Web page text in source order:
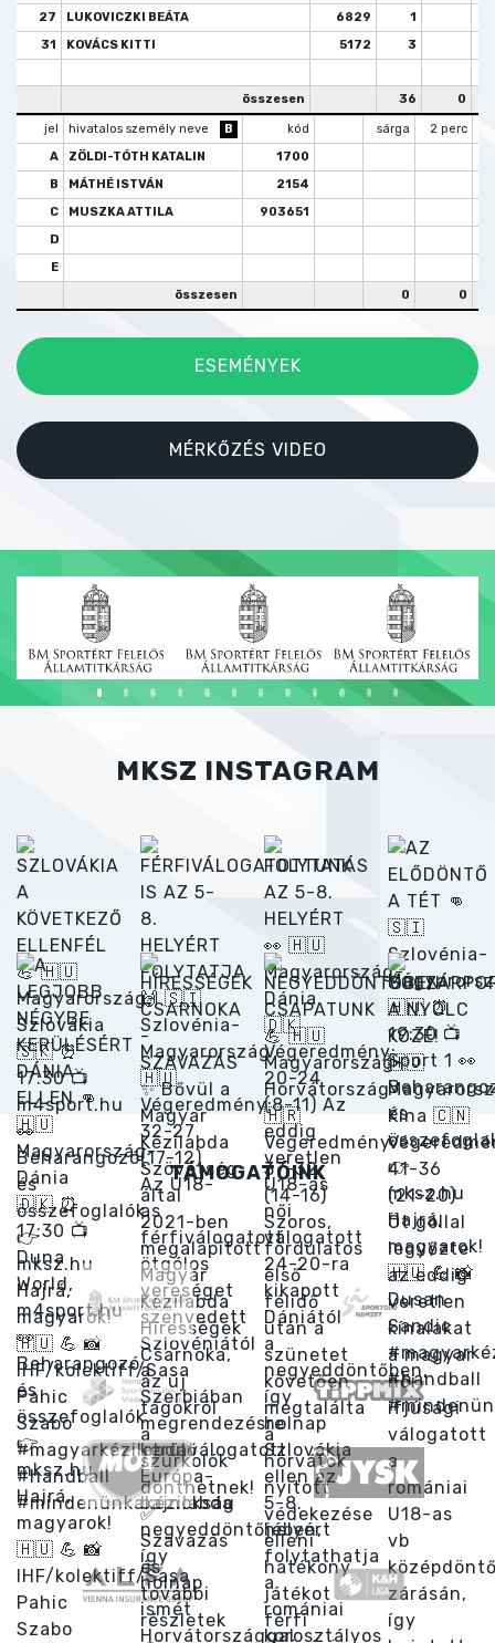
27
LUKOVICZKI BEÁTA 6829
1
31
KOVÁCS KITTI 5172 3
összesen 36 0
jel hivatalos személy neve B kód sárga 2 perc
A
ZÖLDI-TÓTH KATALIN
1700
B
MÁTHÉ ISTVÁN
2154
C
MUSZKA ATTILA
903651
D
E
összesen
0 0
ESEMÉNYEK
MÉRKŐZÉS VIDEO
MKSZ INSTAGRAM
TÁMOGATÓINK